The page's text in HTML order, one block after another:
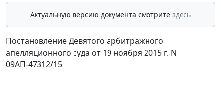
Актуальную версию документа смотрите здесь
Постановление Девятого арбитражного
апелляционного суда от 19 ноября 2015 г. N
09АП-47312/15